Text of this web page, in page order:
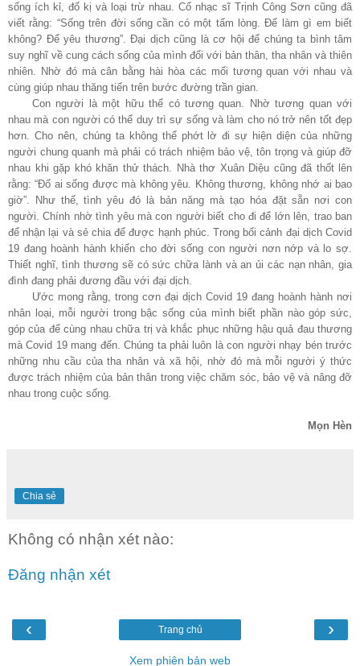
sống ích kỉ, đố kị và loại trừ nhau. Cố nhạc sĩ Trịnh Công Sơn cũng đã
viết rằng: “Sống trên đời sống cần có một tấm lòng. Để làm gì em biết
không? Để yêu thương”. Đại dịch cũng là cơ hội để chúng ta bình tâm
suy nghĩ về cung cách sống của mình đối với bản thân, tha nhân và thiên
nhiên. Nhờ đó mà cân bằng hài hòa các mối tương quan với nhau và
cùng giúp nhau thăng tiến trên bước đường trần gian.
Con người là một hữu thể có tương quan. Nhờ tương quan với
nhau mà con người có thể duy trì sự sống và làm cho nó trở nên tốt đẹp
hơn. Cho nên, chúng ta không thể phớt lờ đi sự hiện diện của những
người chung quanh mà phải có trách nhiệm bảo vệ, tôn trọng và giúp đỡ
nhau khi gặp khó khăn thử thách. Nhà thơ Xuân Diệu cũng đã thốt lên
rằng: “Đố ai sống được mà không yêu. Không thương, không nhớ ai bao
giờ”. Như thế, tình yêu đó là bản năng mà tạo hóa đặt sẵn nơi con
người. Chính nhờ tình yêu mà con người biết cho đi để lớn lên, trao ban
để nhận lại và sẻ chia để được hạnh phúc. Trong bối cảnh đại dịch Covid
19 đang hoành hành khiến cho đời sống con người nơn nớp và lo sợ.
Thiết nghĩ, tình thương sẽ có sức chữa lành và an ủi các nạn nhân, gia
đình đang phải đương đầu với đại dịch.
Ước mong rằng, trong cơn đại dịch Covid 19 đang hoành hành nơi
nhân loại, mỗi người trong bậc sống của mình biết phần nào góp sức,
góp của để cùng nhau chữa trị và khắc phục những hậu quả đau thương
mà Covid 19 mang đến. Chúng ta phải luôn là con người nhạy bén trước
những nhu cầu của tha nhân và xã hội, nhờ đó mà mỗi người ý thức
được trách nhiệm của bản thân trong việc chăm sóc, bảo vệ và nâng đỡ
nhau trong cuộc sống.
Mọn Hèn
Chia sẻ
Không có nhận xét nào:
Đăng nhận xét
‹ ›
Trang chủ
Xem phiên bản web